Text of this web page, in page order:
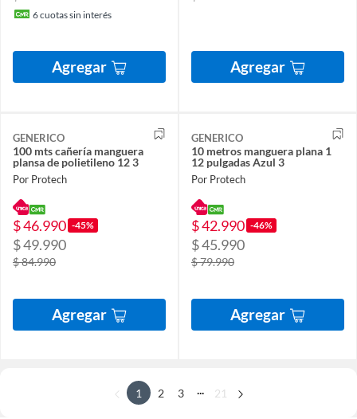
6cuotas sin interés
Agregar Agregar
GENERICO
100 mts cañería manguera
plansa de polietileno 12 3
Por Protech
$ 46.990 -45%
$ 49.990
$ 84.990
Agregar
GENERICO
10 metros manguera plana 1
12 pulgadas Azul 3
Por Protech
$ 42.990 -46%
$ 45.990
$ 79.990
Agregar
1 2 3 ... 21